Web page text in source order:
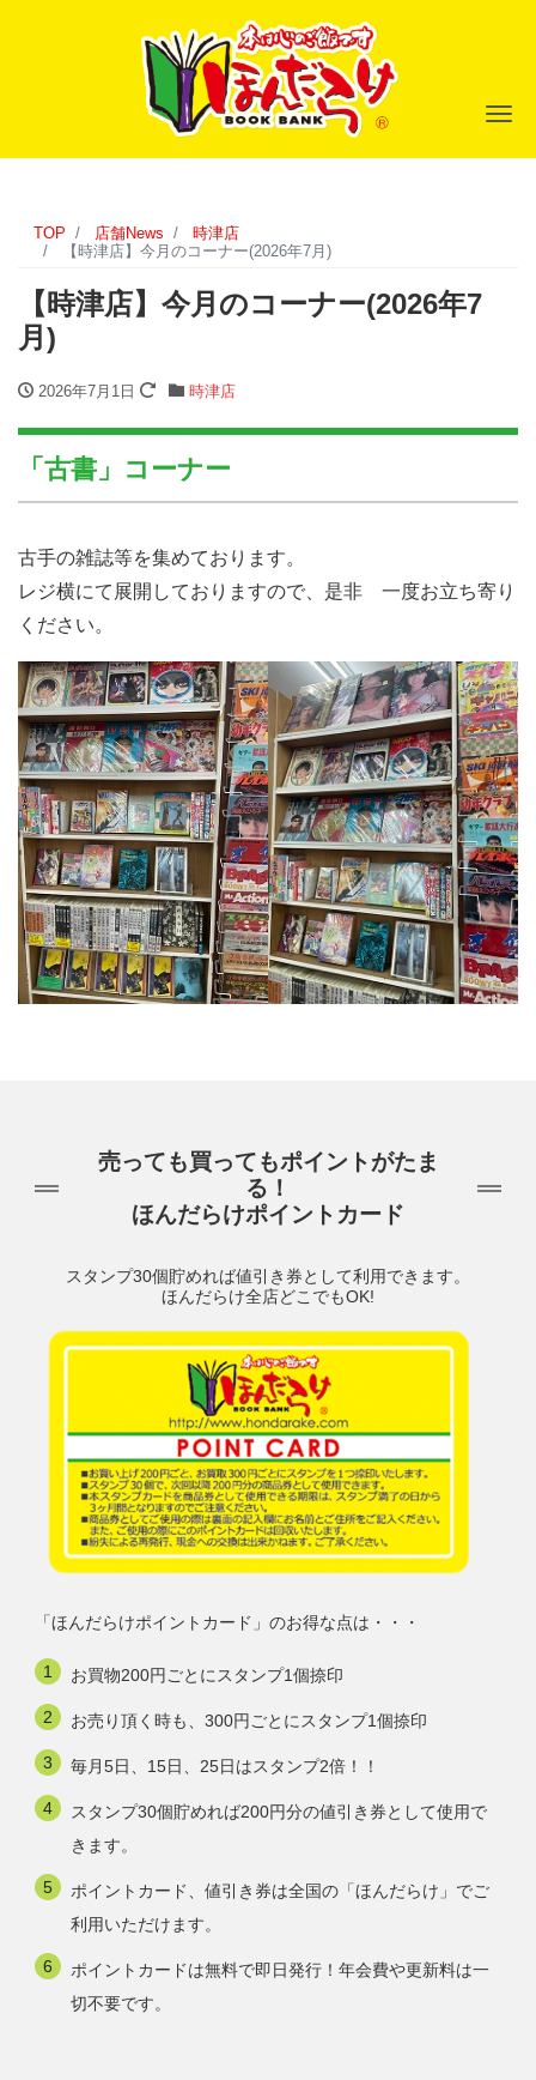
ナ
TOP 店舗News
時津店
【時津店】今月のコーナー(2026年7月)
【時津店】今月のコーナー(2026年7
月)
2026年7月1日 時津店
「古書」コーナー
古手の雑誌等を集めております。
レジ横にて展開しておりますので、是非 一度お立ち寄り
ください。
売っても買ってもポイントがたま
る！
ほんだらけポイントカード
スタンプ30個貯めれば値引き券として利用できます。
ほんだらけ全店どこでもOK!
「ほんだらけポイントカード」のお得な点は・・・
お買物200円ごとにスタンプ1個捺印
お売り頂く時も、300円ごとにスタンプ1個捺印
毎月5日、15日、25日はスタンプ2倍！！
スタンプ30個貯めれば200円分の値引き券として使用で
きます。
ポイントカード、値引き券は全国の「ほんだらけ」でご
利用いただけます。
ポイントカードは無料で即日発行！年会費や更新料は一
切不要です。